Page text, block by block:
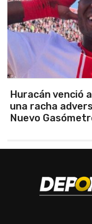
Argentina se
clasificó finalista